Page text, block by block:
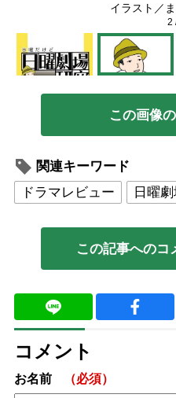
イラスト／
2
この画像
関連キーワード
ドラマレビュー
日曜
この記事へのコ
コメント
お名前 （必須）